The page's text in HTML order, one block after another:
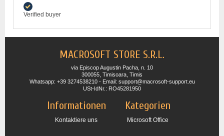
Verified buyer
MACROSOFT STORE S.R.L.
via Episcop Augustin Pacha, n. 10
300055, Timisoara, Timis
Whatsapp: +39 3274538210 - Email: support@macrosoft-support.eu
USt-IdNr.: RO45281950
Informationen
Kontaktiere uns
Kategorien
Microsoft Office